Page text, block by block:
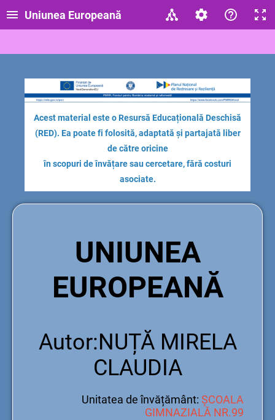
Uniunea Europeană
Acest material este o Resursă Educațională Deschisă
(RED). Ea poate fi folosită, adaptată și partajată liber
de către oricine
în scopuri de învățare sau cercetare, fără costuri
asociate.
UNIUNEA
EUROPEANĂ
Autor:NUȚĂ MIRELA
CLAUDIA
Unitatea de învățământ: ȘCOALA
GIMNAZIALĂ NR.99